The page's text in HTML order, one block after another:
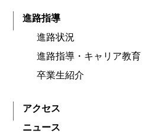
進路指導
進路状況
進路指導・キャリア教育
卒業生紹介
アクセス
ニュース